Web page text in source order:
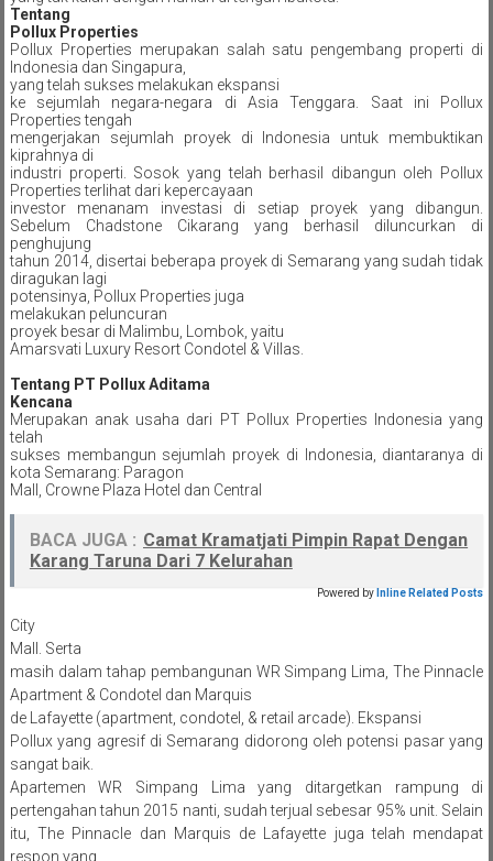
Tentang
Pollux Properties
Pollux Properties merupakan salah satu pengembang properti di
Indonesia dan Singapura,
yang telah sukses melakukan ekspansi
ke sejumlah negara-negara di Asia Tenggara. Saat ini Pollux
Properties tengah
mengerjakan sejumlah proyek di Indonesia untuk membuktikan
kiprahnya di
industri properti. Sosok yang telah berhasil dibangun oleh Pollux
Properties terlihat dari kepercayaan
investor menanam investasi di setiap proyek yang dibangun.
Sebelum Chadstone Cikarang yang berhasil diluncurkan di
penghujung
tahun 2014, disertai beberapa proyek di Semarang yang sudah tidak
diragukan lagi
potensinya, Pollux Properties juga
melakukan peluncuran
proyek besar di Malimbu, Lombok, yaitu
Amarsvati Luxury Resort Condotel & Villas.
Tentang PT Pollux Aditama
Kencana
Merupakan anak usaha dari PT Pollux Properties Indonesia yang
telah
sukses membangun sejumlah proyek di Indonesia, diantaranya di
kota Semarang: Paragon
Mall, Crowne Plaza Hotel dan Central
BACA JUGA : Camat Kramatjati Pimpin Rapat Dengan
Karang Taruna Dari 7 Kelurahan
Powered by Inline Related Posts
City
Mall. Serta
masih dalam tahap pembangunan WR Simpang Lima, The Pinnacle
Apartment & Condotel dan Marquis
de Lafayette (apartment, condotel, & retail arcade). Ekspansi
Pollux yang agresif di Semarang didorong oleh potensi pasar yang
sangat baik.
Apartemen WR Simpang Lima yang ditargetkan rampung di
pertengahan tahun 2015 nanti, sudah terjual sebesar 95% unit. Selain
itu, The Pinnacle dan Marquis de Lafayette juga telah mendapat
respon yang